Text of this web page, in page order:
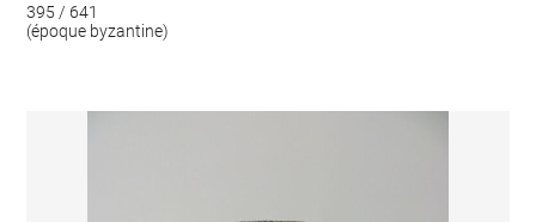
395 / 641
(époque byzantine)